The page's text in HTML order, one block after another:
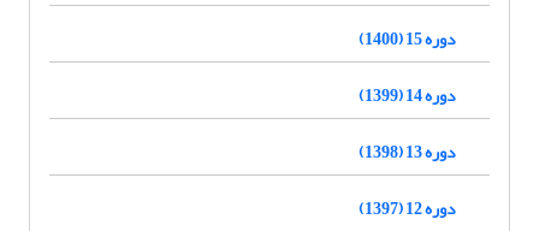
دوره 15 (1400)
دوره 14 (1399)
دوره 13 (1398)
دوره 12 (1397)